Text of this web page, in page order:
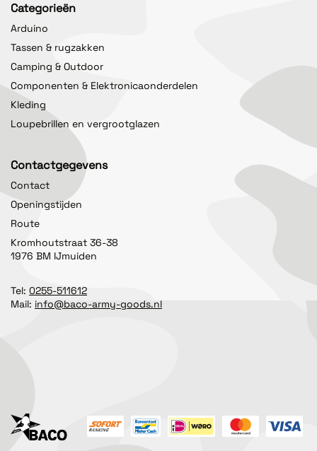
Categorieën
Arduino
Tassen & rugzakken
Camping & Outdoor
Componenten & Elektronicaonderdelen
Kleding
Loupebrillen en vergrootglazen
Contactgegevens
Contact
Openingstijden
Route
Kromhoutstraat 36-38
1976 BM IJmuiden
Tel: 0255-511612
Mail: info@baco-army-goods.nl